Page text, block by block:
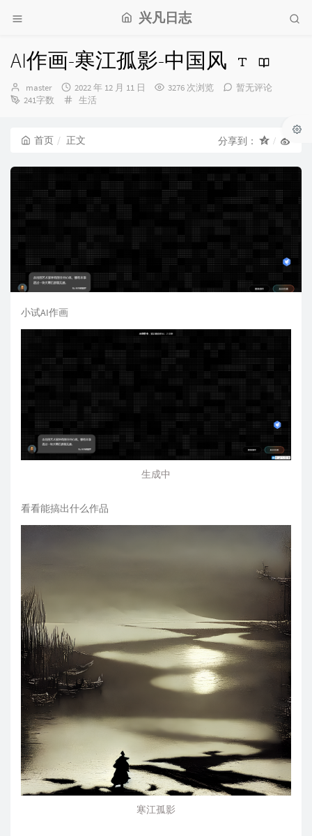
兴凡日志
AI作画-寒江孤影-中国风
博
主：
master
发
布
2022 年 12 月 11 日 3276 次浏览
暂无评论
241字数
分
生活
首页 正文 分享到：
小试AI作画
生成中
看看能搞出什么作品
寒江孤影